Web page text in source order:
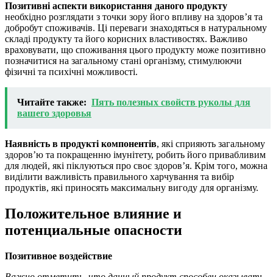
Позитивні аспекти використання даного продукту
необхідно розглядати з точки зору його впливу на здоров’я та
добробут споживачів. Ці переваги знаходяться в натуральному
складі продукту та його корисних властивостях. Важливо
враховувати, що споживання цього продукту може позитивно
позначитися на загальному стані організму, стимулюючи
фізичні та психічні можливості.
Читайте также: Пять полезных свойств руколы для
вашего здоровья
Наявність в продукті компонентів, які сприяють загальному
здоров’ю та покращенню імунітету, робить його привабливим
для людей, які піклуються про своє здоров’я. Крім того, можна
виділити важливість правильного харчування та вибір
продуктів, які приносять максимальну вигоду для організму.
Положительное влияние и
потенциальные опасности
Позитивное воздействие